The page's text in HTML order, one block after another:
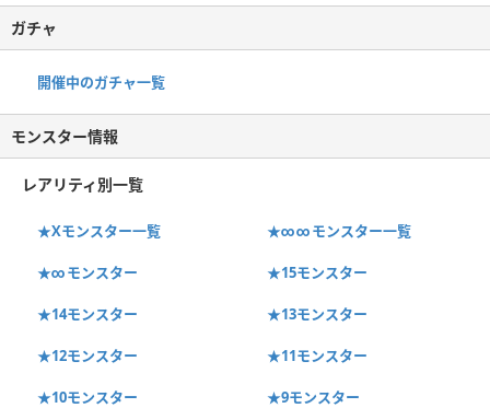
ガチャ
開催中のガチャ一覧
モンスター情報
レアリティ別一覧
★Xモンスター一覧 ★∞∞モンスター一覧
★∞モンスター ★15モンスター
★14モンスター ★13モンスター
★12モンスター ★11モンスター
★10モンスター ★9モンスター